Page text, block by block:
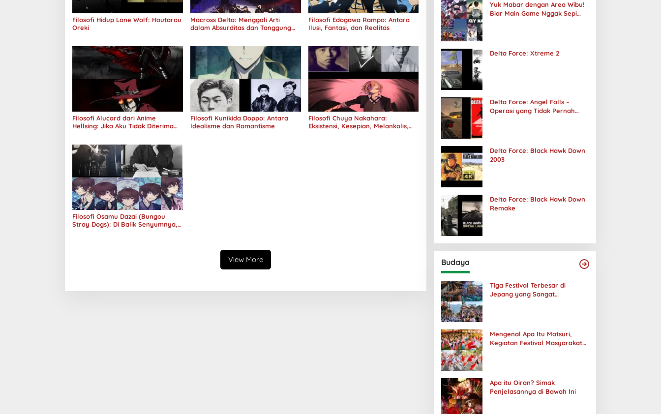
Filosofi Hidup Lone Wolf: Houtarou
Oreki
Macross Delta: Menggali Arti
dalam Absurditas dan Tanggung
Filosofi Edogawa Rampo: Antara
Ilusi, Fantasi, dan Realitas
Filosofi Alucard dari Anime
Hellsing: Jika Aku Tidak Diterima
Filosofi Kunikida Doppo: Antara
Idealisme dan Romantisme
Filosofi Chuya Nakahara:
Eksistensi, Kesepian, Melankolis,
Filosofi Osamu Dazai (Bungou
Stray Dogs): Di Balik Senyumnya,
View More
Yuk Mabar dengan Area Wibu!
Biar Main Game Nggak Sepi
Delta Force: Xtreme 2
Delta Force: Angel Falls –
Operasi yang Tidak Pernah
Delta Force: Black Hawk Down
2003
Delta Force: Black Hawk Down
Remake
Budaya
Tiga Festival Terbesar di
Jepang yang Sangat
Mengenal Apa Itu Matsuri,
Kegiatan Festival Masyarakat
Apa itu Oiran? Simak
Penjelasannya di Bawah Ini